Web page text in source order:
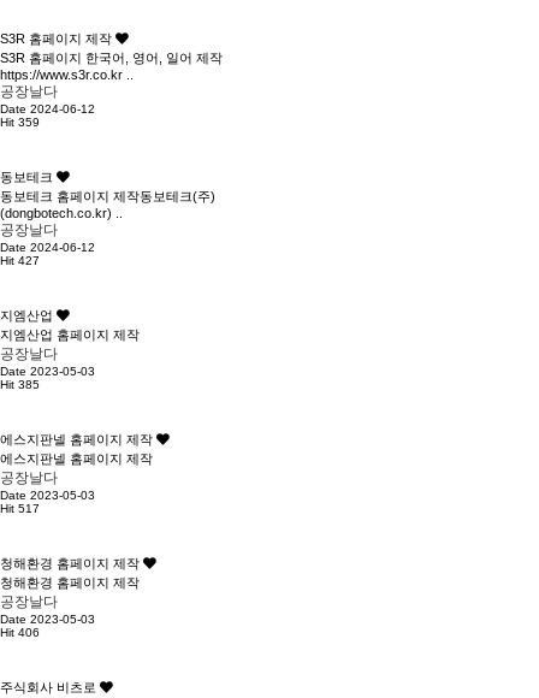
S3R 홈페이지 제작
S3R 홈페이지 한국어, 영어, 일어 제작
https://www.s3r.co.kr ..
공장날다
Date 2024-06-12
Hit 359
동보테크
동보테크 홈페이지 제작동보테크(주)
(dongbotech.co.kr) ..
공장날다
Date 2024-06-12
Hit 427
지엠산업
지엠산업 홈페이지 제작
공장날다
Date 2023-05-03
Hit 385
에스지판넬 홈페이지 제작
에스지판넬 홈페이지 제작
공장날다
Date 2023-05-03
Hit 517
청해환경 홈페이지 제작
청해환경 홈페이지 제작
공장날다
Date 2023-05-03
Hit 406
주식회사 비츠로